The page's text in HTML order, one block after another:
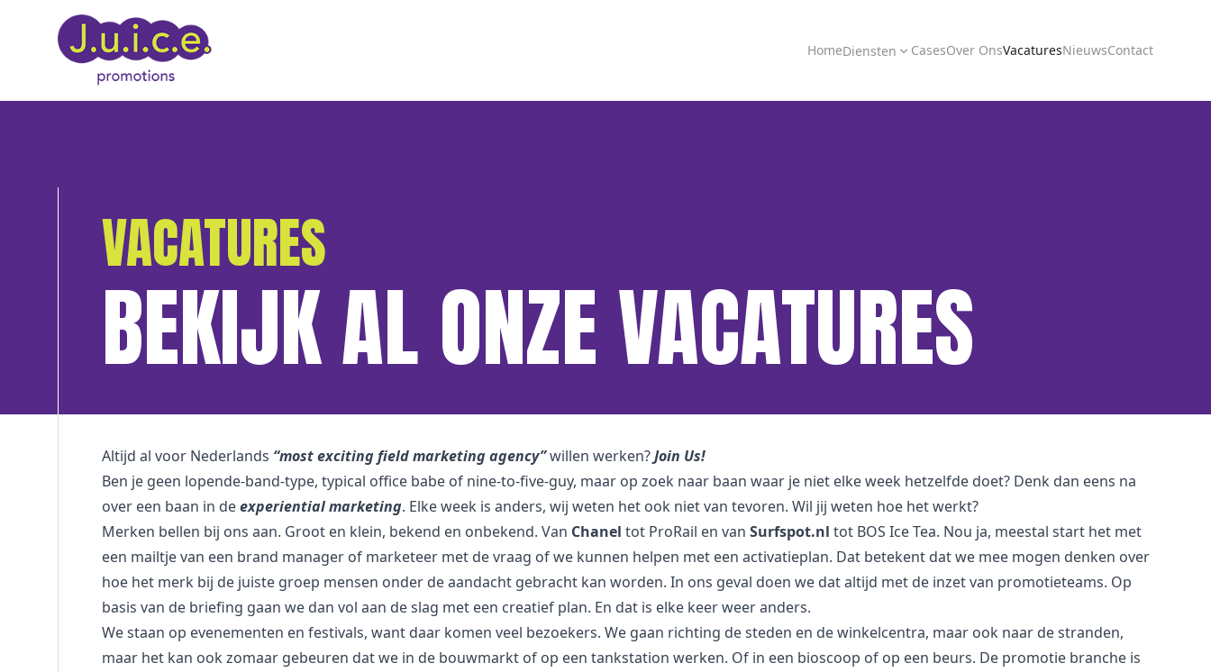
HomeDiensten CasesOver OnsVacaturesNieuwsContact
VACATURES
BEKIJK AL ONZE VACATURES
Altijd al voor Nederlands “most exciting field marketing agency”willen werken?Join Us!
Ben je geen lopende-band-type, typical office babe of nine-to-five-guy, maar op zoek naar baan waar je niet elke week hetzelfde doet? Denk dan eens na
over een baan in deexperiential marketing. Elke week is anders, wij weten het ook niet van tevoren. Wil jij weten hoe het werkt?
Merken bellen bij ons aan. Groot en klein, bekend en onbekend. Van Chanel tot ProRail en van Surfspot.nl tot BOS Ice Tea. Nou ja, meestal start het met
een mailtje van een brand manager of marketeer met de vraag of we kunnen helpen met een activatieplan. Dat betekent dat we mee mogen denken over
hoe het merk bij de juiste groep mensen onder de aandacht gebracht kan worden. In ons geval doen we dat altijd met de inzet van promotieteams. Op
basis van de briefing gaan we dan vol aan de slag met een creatief plan. En dat is elke keer weer anders.
We staan op evenementen en festivals, want daar komen veel bezoekers. We gaan richting de steden en de winkelcentra, maar ook naar de stranden,
maar het kan ook zomaar gebeuren dat we in de bouwmarkt of op een tankstation werken. Of in een bioscoop of op een beurs. De promotie branche is